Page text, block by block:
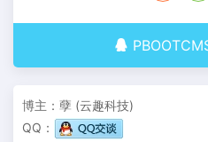
博主：孽 (云趣科技)
QQ：